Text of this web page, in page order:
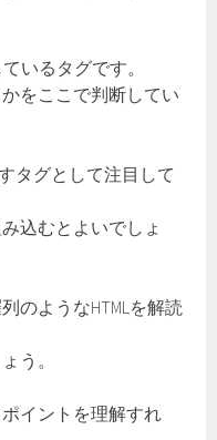
いるタグです。
をここで判断してい
タグとして注目して
込むとよいでしょ
のようなHTMLを解読
う。
イントを理解すれ